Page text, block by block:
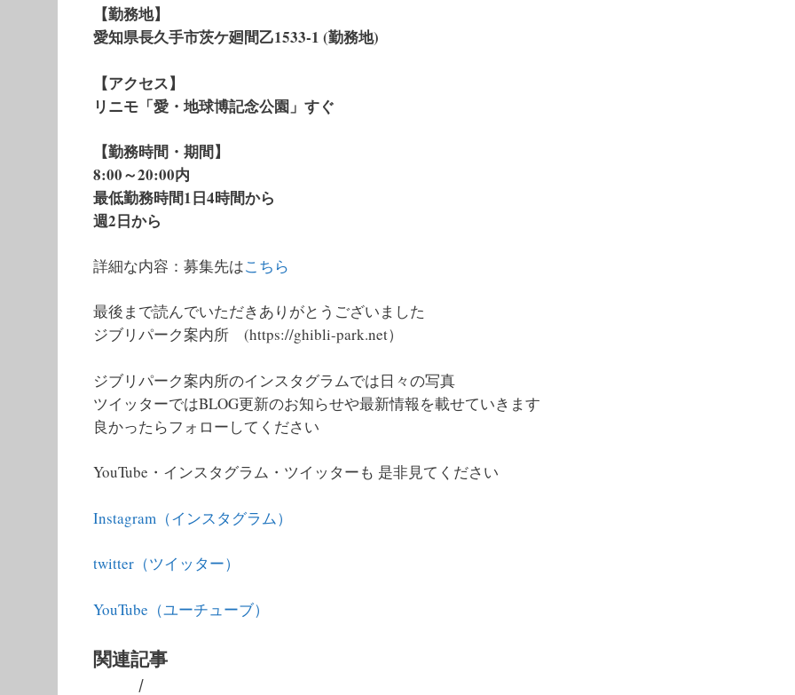
【勤務地】
愛知県長久手市茨ケ廻間乙1533-1 (勤務地)
【アクセス】
リニモ「愛・地球博記念公園」すぐ
【勤務時間・期間】
8:00～20:00内
最低勤務時間1日4時間から
週2日から
詳細な内容：募集先はこちら
最後まで読んでいただきありがとうございました
ジブリパーク案内所 (https://ghibli-park.net）
ジブリパーク案内所のインスタグラムでは日々の写真
ツイッターではBLOG更新のお知らせや最新情報を載せていきます
良かったらフォローしてください
YouTube・インスタグラム・ツイッターも 是非見てください
Instagram（インスタグラム）
twitter（ツイッター）
YouTube（ユーチューブ）
関連記事
/